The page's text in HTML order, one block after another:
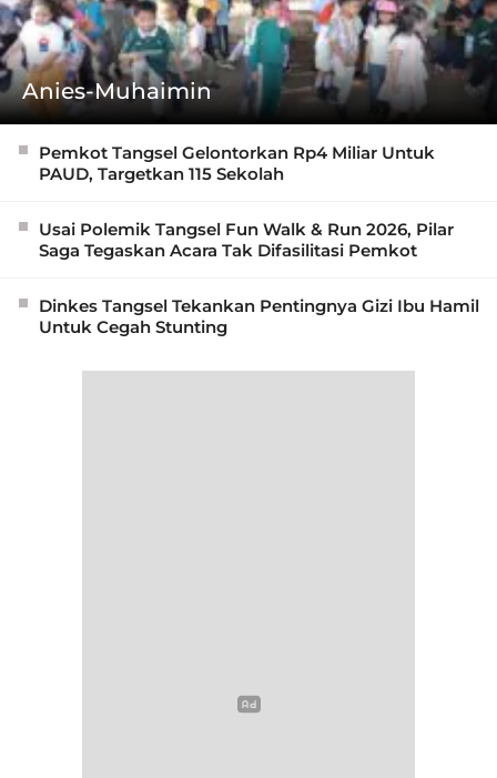
Anies-Muhaimin
Pemkot Tangsel Gelontorkan Rp4 Miliar Untuk
PAUD, Targetkan 115 Sekolah
Usai Polemik Tangsel Fun Walk & Run 2026, Pilar
Saga Tegaskan Acara Tak Difasilitasi Pemkot
Dinkes Tangsel Tekankan Pentingnya Gizi Ibu Hamil
Untuk Cegah Stunting